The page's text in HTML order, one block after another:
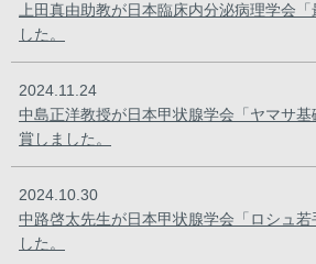
上田真由助教が日本臨床内分泌病理学会
した。
2024.11.24
中島正洋教授が日本甲状腺学会「ヤマサ
賞しました。
2024.10.30
中路啓太先生が日本甲状腺学会「ロシュ若
した。